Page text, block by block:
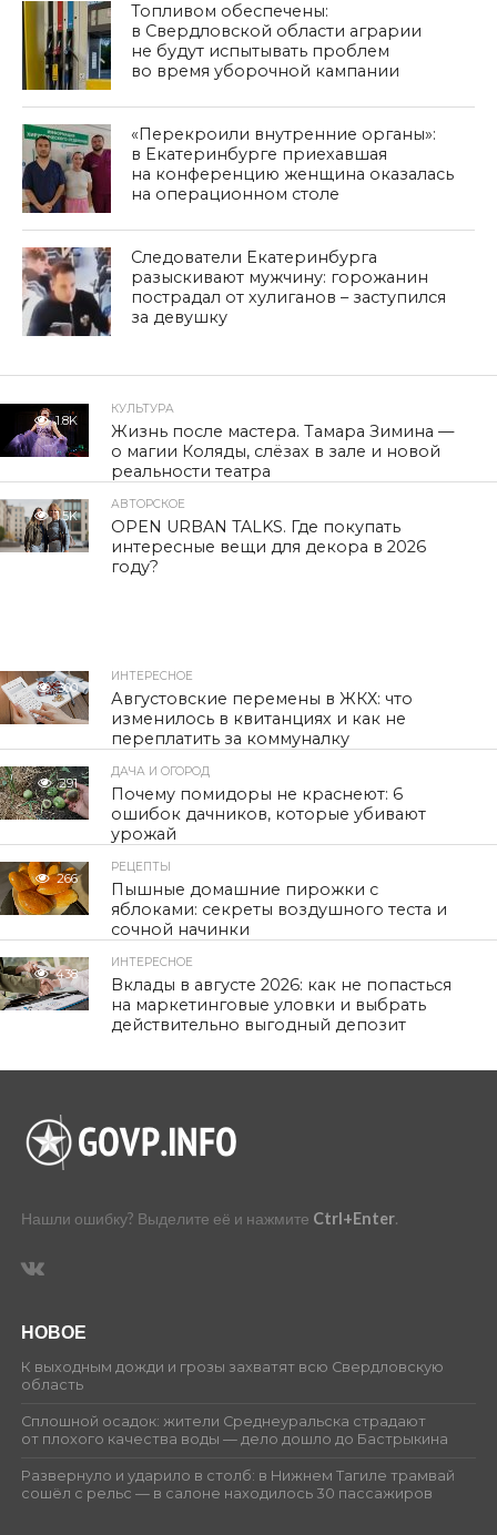
Топливом обеспечены:
в Свердловской области аграрии
не будут испытывать проблем
во время уборочной кампании
«Перекроили внутренние органы»:
в Екатеринбурге приехавшая
на конференцию женщина оказалась
на операционном столе
Следователи Екатеринбурга
разыскивают мужчину: горожанин
пострадал от хулиганов – заступился
за девушку
1.8K
КУЛЬТУРА
Жизнь после мастера. Тамара Зимина —
о магии Коляды, слёзах в зале и новой
реальности театра
1.5K
АВТОРСКОЕ
OPEN URBAN TALKS. Где покупать
интересные вещи для декора в 2026
году?
300
ИНТЕРЕСНОЕ
Августовские перемены в ЖКХ: что
изменилось в квитанциях и как не
переплатить за коммуналку
291
ДАЧА И ОГОРОД
Почему помидоры не краснеют: 6
ошибок дачников, которые убивают
урожай
266
РЕЦЕПТЫ
Пышные домашние пирожки с
яблоками: секреты воздушного теста и
сочной начинки
438
ИНТЕРЕСНОЕ
Вклады в августе 2026: как не попасться
на маркетинговые уловки и выбрать
действительно выгодный депозит
Нашли ошибку? Выделите её и нажмите Ctrl+Enter.
НОВОЕ
К выходным дожди и грозы захватят всю Свердловскую
область
Сплошной осадок: жители Среднеуральска страдают
от плохого качества воды — дело дошло до Бастрыкина
Развернуло и ударило в столб: в Нижнем Тагиле трамвай
сошёл с рельс — в салоне находилось 30 пассажиров